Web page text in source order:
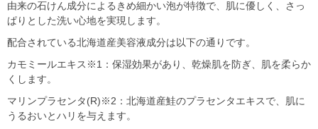
由来の石けん成分によるきめ細かい泡が特徴で、肌に優しく、さっ
ぱりとした洗い心地を実現します。
配合されている北海道産美容液成分は以下の通りです。
カモミールエキス※1：保湿効果があり、乾燥肌を防ぎ、肌を柔らか
くします。
マリンプラセンタ(R)※2：北海道産鮭のプラセンタエキスで、肌に
うるおいとハリを与えます。